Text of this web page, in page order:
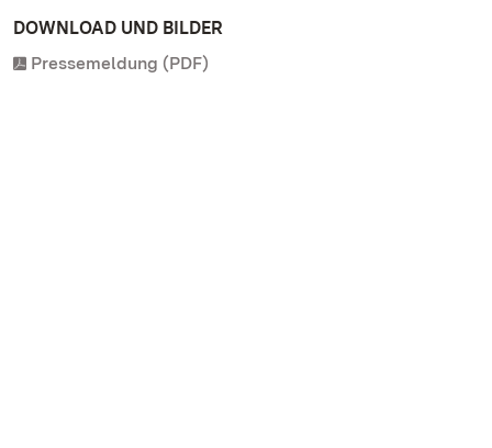
DOWNLOAD UND BILDER
Pressemeldung (PDF)